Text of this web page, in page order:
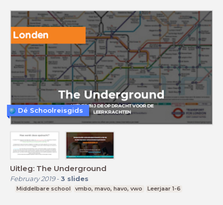
Uitleg: The Underground
February 2019- 3 slides
Middelbare school vmbo, mavo, havo, vwo Leerjaar 1-6
Dé Schoolreisgids